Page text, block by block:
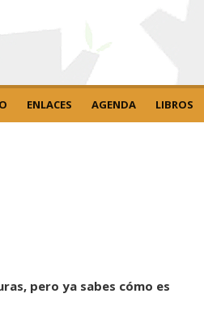
ENLACES AGENDA LIBROS
pero ya sabes cómo es